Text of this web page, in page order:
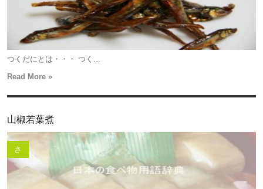
つくだにとは・・・ つく...
Read More »
山椒若葉煮
さ